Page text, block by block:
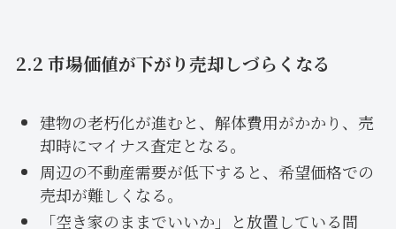
2.2 市場価値が下がり売却しづらくなる
建物の老朽化が進むと、解体費用がかかり、売
却時にマイナス査定となる。
周辺の不動産需要が低下すると、希望価格での
売却が難しくなる。
「空き家のままでいいか」と放置している間